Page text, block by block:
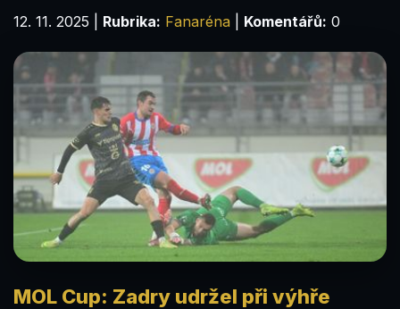
12. 11. 2025 Rubrika: Fanaréna Komentářů: 0
MOL Cup: Zadry udržel při výhře